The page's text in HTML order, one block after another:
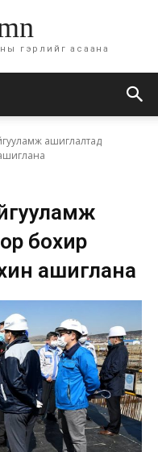
гэрлийг асаана
ашиглалтад
бохир
ашиглана